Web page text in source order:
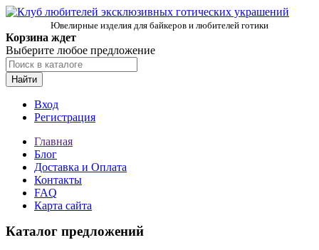
Ювелирные изделия для байкеров и любителей готики
Корзина ждет
Выберите любое предложение
Найти
Вход
Регистрация
Главная
Блог
Доставка и Оплата
Контакты
FAQ
Карта сайта
Каталог предложений